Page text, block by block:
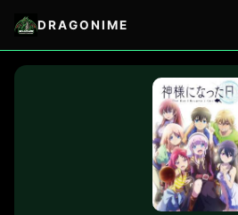
DRAGONIME